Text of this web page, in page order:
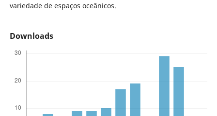
variedade de espaços oceânicos.
Downloads